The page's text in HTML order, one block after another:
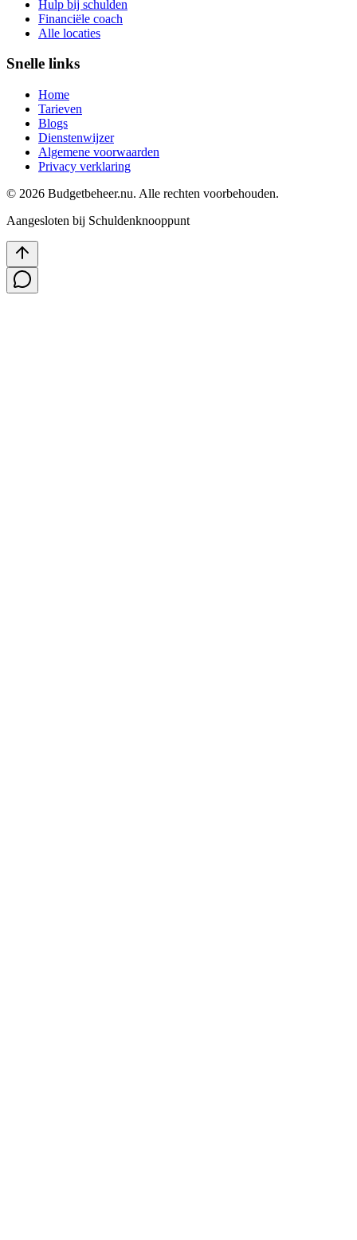
Hulp bij schulden
Financiële coach
Alle locaties
Snelle links
Home
Tarieven
Blogs
Dienstenwijzer
Algemene voorwaarden
Privacy verklaring
© 2026 Budgetbeheer.nu. Alle rechten voorbehouden.
Aangesloten bij Schuldenknooppunt